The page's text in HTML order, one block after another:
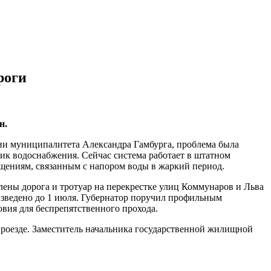
муниципалитета Александра Гамбурга, проблема была
водоснабжения. Сейчас система работает в штатном
связанным с напором воды в жаркий период.
дорога и тротуар на перекрестке улиц Коммунаров и Льва
до 1 июля. Губернатор поручил профильным
для беспрепятственного прохода.
Заместитель начальника государственной жилищной